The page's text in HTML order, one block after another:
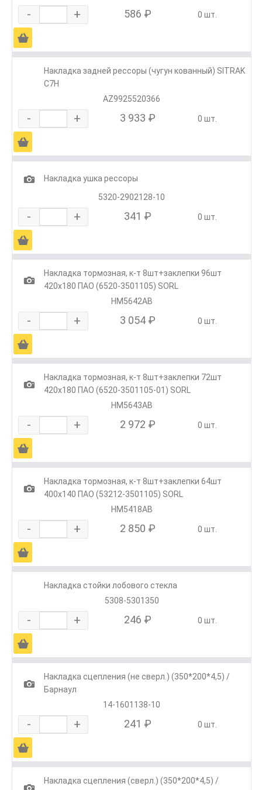
- + 586 ₽ 0 шт.
Ä
Накладка задней рессоры (чугун кованный) SITRAK
C7H
AZ9925520366
- + 3 933 ₽ 0 шт.
Ä
1
Накладка ушка рессоры
5320-2902128-10
- + 341 ₽ 0 шт.
Ä
1
Накладка тормозная, к-т 8шт+заклепки 96шт
420х180 ПАО (6520-3501105) SORL
HM5642AB
- + 3 054 ₽ 0 шт.
Ä
1
Накладка тормозная, к-т 8шт+заклепки 72шт
420х180 ПАО (6520-3501105-01) SORL
HM5643AB
- + 2 972 ₽ 0 шт.
Ä
1
Накладка тормозная, к-т 8шт+заклепки 64шт
400х140 ПАО (53212-3501105) SORL
HM5418AB
- + 2 850 ₽ 0 шт.
Ä
Накладка стойки лобового стекла
5308-5301350
- + 246 ₽ 0 шт.
Ä
1
Накладка сцепления (не сверл.) (350*200*4,5) /
Барнаул
14-1601138-10
- + 241 ₽ 0 шт.
Ä
Накладка сцепления (сверл.) (350*200*4,5) /